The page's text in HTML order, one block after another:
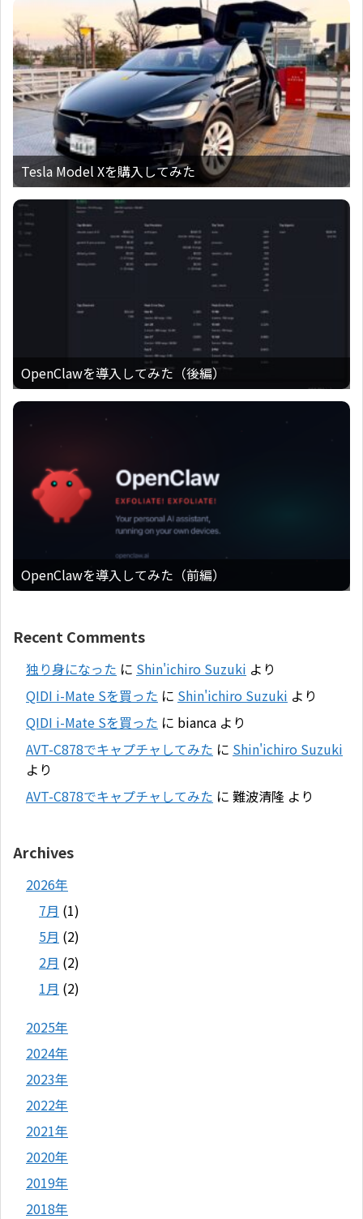
Tesla Model Xを購入してみた
OpenClawを導入してみた（後編）
OpenClawを導入してみた（前編）
Recent Comments
独り身になった に Shin'ichiro Suzuki より
QIDI i-Mate Sを買った に Shin'ichiro Suzuki より
QIDI i-Mate Sを買った に bianca より
AVT-C878でキャプチャしてみた に Shin'ichiro Suzuki
より
AVT-C878でキャプチャしてみた に 難波清隆 より
Archives
2026年
7月 (1)
5月 (2)
2月 (2)
1月 (2)
2025年
2024年
2023年
2022年
2021年
2020年
2019年
2018年